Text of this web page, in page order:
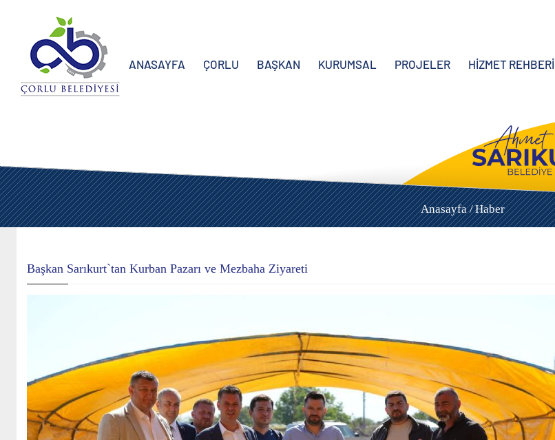
ANASAYFA ÇORLU BAŞKAN KURUMSAL PROJELER HİZMET REHBERİ
Anasayfa /Haber
Başkan Sarıkurt`tan Kurban Pazarı ve Mezbaha Ziyareti